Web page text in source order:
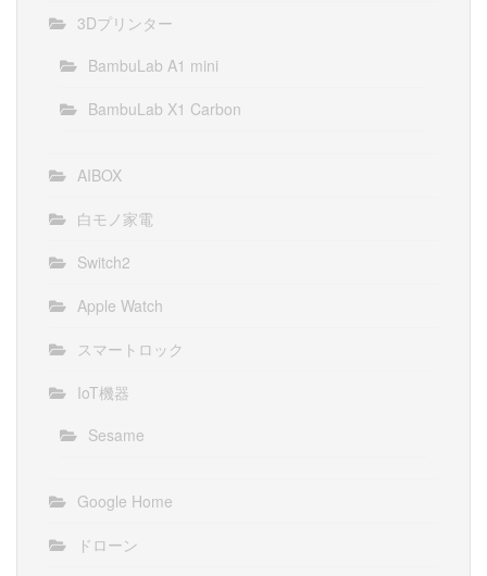
3Dプリンター
BambuLab A1 mini
BambuLab X1 Carbon
AIBOX
白モノ家電
Switch2
Apple Watch
スマートロック
IoT機器
Sesame
Google Home
ドローン